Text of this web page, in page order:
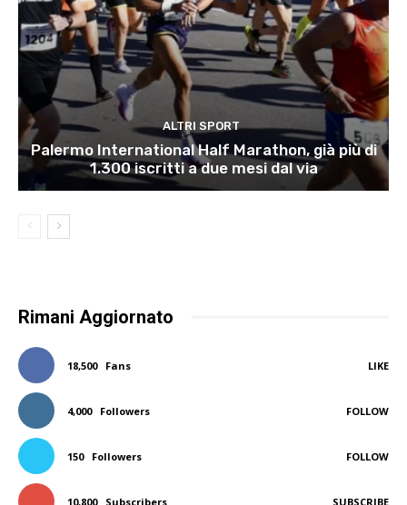
ALTRI SPORT
Palermo International Half Marathon, già più di
1.300 iscritti a due mesi dal via
Rimani Aggiornato
18,500 Fans LIKE
4,000 Followers FOLLOW
150 Followers FOLLOW
10,800 Subscribers SUBSCRIBE